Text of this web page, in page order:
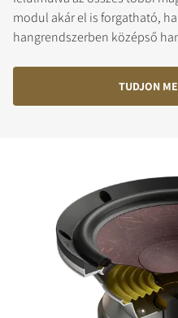
modul akár el is forgatható,
hangrendszerben középső
TUDJON